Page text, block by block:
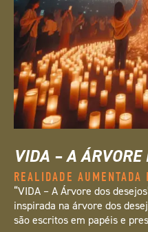
VIDA – A ÁRVORE
REALIDADE AUMENTADA
“VIDA – A Árvore dos
inspirada na árvore dos
são escritos em papéis e